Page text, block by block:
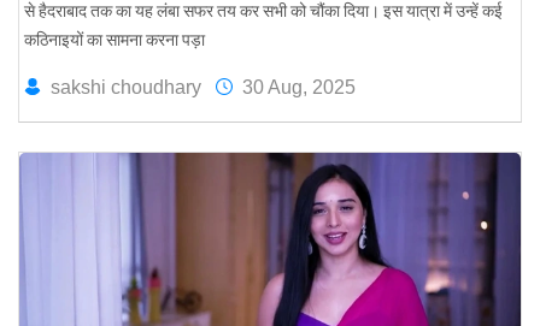
से हैदराबाद तक का यह लंबा सफर तय कर सभी को चौंका दिया। इस यात्रा में उन्हें कई
कठिनाइयों का सामना करना पड़ा
sakshi choudhary 30 Aug, 2025